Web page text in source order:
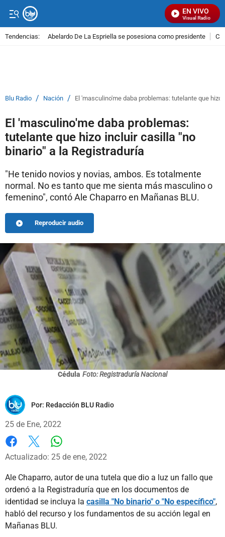
EN VIVO
Señal Visual Radio
Tendencias: Abelardo De La Espriella se posesiona como presidente
Blu Radio / Nación / El 'masculino'me daba problemas: tutelante que
El 'masculino'me daba problemas:
tutelante que hizo incluir casilla "no
binario" a la Registraduría
"He tenido novios y novias, ambos. Es totalmente
normal. No es tanto que me sienta más masculino o
femenino", contó Ale Chaparro en Mañanas BLU.
Reproducir audio
Cédula Foto: Registraduría Nacional
Por: Redacción BLU Radio
25 de Ene, 2022
Facebook
X
Actualizado: 25 de ene, 2022
Ale Chaparro, autor de una tutela que dio a luz un fallo que
ordenó a la Registraduría que en los documentos de
identidad se incluya la casilla "No binario" o "No específico",
habló del recurso y los fundamentos de su acción legal en
Mañanas BLU.